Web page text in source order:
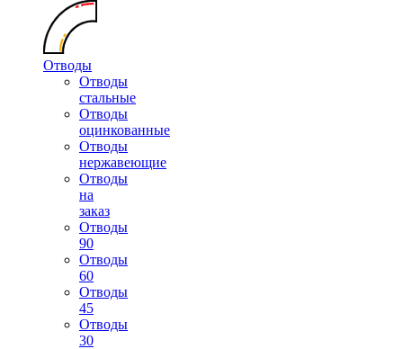
Отводы
Отводы
стальные
Отводы
оцинкованные
Отводы
нержавеющие
Отводы
на
заказ
Отводы
90
Отводы
60
Отводы
45
Отводы
30